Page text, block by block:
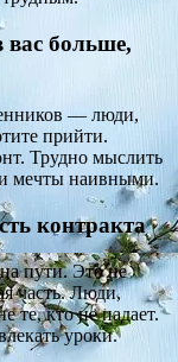
вас больше,
— люди,
прийти.
Трудно мыслить
мечты наивными.
контракта
пути. Это не
часть. Люди,
те, кто не падает.
уроки.